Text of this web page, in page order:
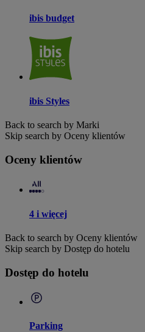
ibis budget
ibis Styles
Back to search by Marki
Skip search by Oceny klientów
Oceny klientów
4 i więcej
Back to search by Oceny klientów
Skip search by Dostęp do hotelu
Dostęp do hotelu
Parking